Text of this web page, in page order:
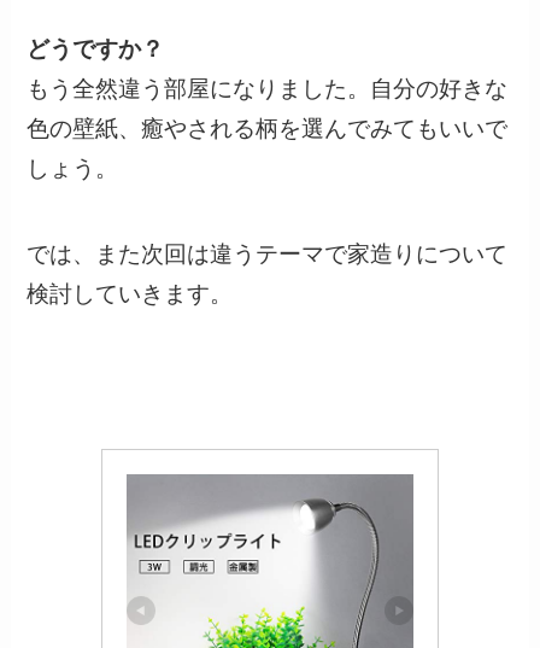
どうですか？
もう全然違う部屋になりました。自分の好きな
色の壁紙、癒やされる柄を選んでみてもいいで
しょう。
では、また次回は違うテーマで家造りについて
検討していきます。